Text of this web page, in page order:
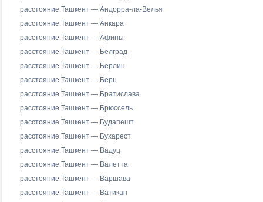
расстояние Ташкент — Андорра-ла-Велья
расстояние Ташкент — Анкара
расстояние Ташкент — Афины
расстояние Ташкент — Белград
расстояние Ташкент — Берлин
расстояние Ташкент — Берн
расстояние Ташкент — Братислава
расстояние Ташкент — Брюссель
расстояние Ташкент — Будапешт
расстояние Ташкент — Бухарест
расстояние Ташкент — Вадуц
расстояние Ташкент — Валетта
расстояние Ташкент — Варшава
расстояние Ташкент — Ватикан